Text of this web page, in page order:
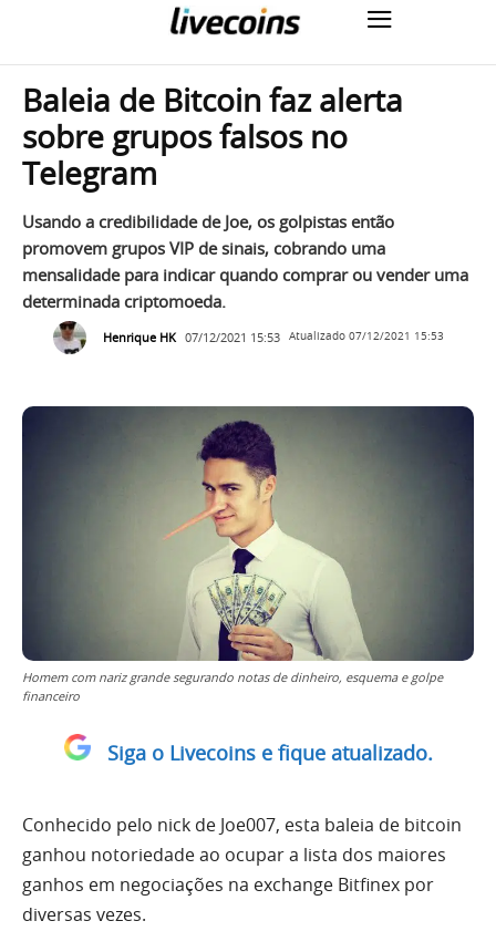
Baleia de Bitcoin faz alerta
sobre grupos falsos no
Telegram
Usando a credibilidade de Joe, os golpistas então
promovem grupos VIP de sinais, cobrando uma
mensalidade para indicar quando comprar ou vender uma
determinada criptomoeda.
Henrique HK 07/12/2021 15:53 Atualizado 07/12/2021 15:53
Homem com nariz grande segurando notas de dinheiro, esquema e golpe
financeiro
Siga o Livecoins e fique atualizado.
Conhecido pelo nick de Joe007, esta baleia de bitcoin
ganhou notoriedade ao ocupar a lista dos maiores
ganhos em negociações na exchange Bitfinex por
diversas vezes.